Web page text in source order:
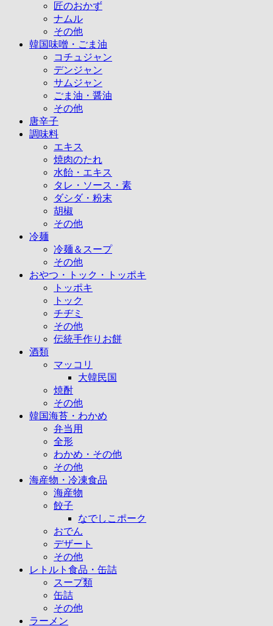
匠のおかず
ナムル
その他
韓国味噌・ごま油
コチュジャン
デンジャン
サムジャン
ごま油・醤油
その他
唐辛子
調味料
エキス
焼肉のたれ
水飴・エキス
タレ・ソース・素
ダシダ・粉末
胡椒
その他
冷麺
冷麺＆スープ
その他
おやつ・トック・トッポキ
トッポキ
トック
チヂミ
その他
伝統手作りお餅
酒類
マッコリ
大韓民国
焼酎
その他
韓国海苔・わかめ
弁当用
全形
わかめ・その他
その他
海産物・冷凍食品
海産物
餃子
なでしこポーク
おでん
デザート
その他
レトルト食品・缶詰
スープ類
缶詰
その他
ラーメン